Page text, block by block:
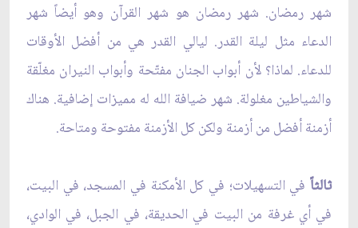
شهر رمضان. شهر رمضان هو شهر القرآن وهو أيضاً شهر
الدعاء مثل ليلة القدر. ليالي القدر هي من أفضل الأوقات
للدعاء. لماذا؟ لأن أبواب الجنان مفتّحة وأبواب النيران مغلّقة
والشياطين مغلولة. شهر ضيافة الله له مميزات إضافية. هناك
أزمنة أفضل من أزمنة ولكن كل الأزمنة مفتوحة ومتاحة.
ثالثاً في التسهيلات؛ في كل الأمكنة في المسجد، في البيت،
في أي غرفة من البيت في الحديقة، في الجبل، في الوادي،